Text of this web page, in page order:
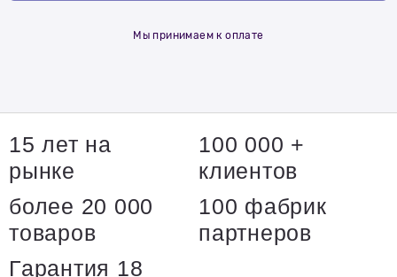
Мы принимаем к оплате
15 лет на
рынке
100 000 +
клиентов
более 20 000
товаров
100 фабрик
партнеров
Гарантия 18